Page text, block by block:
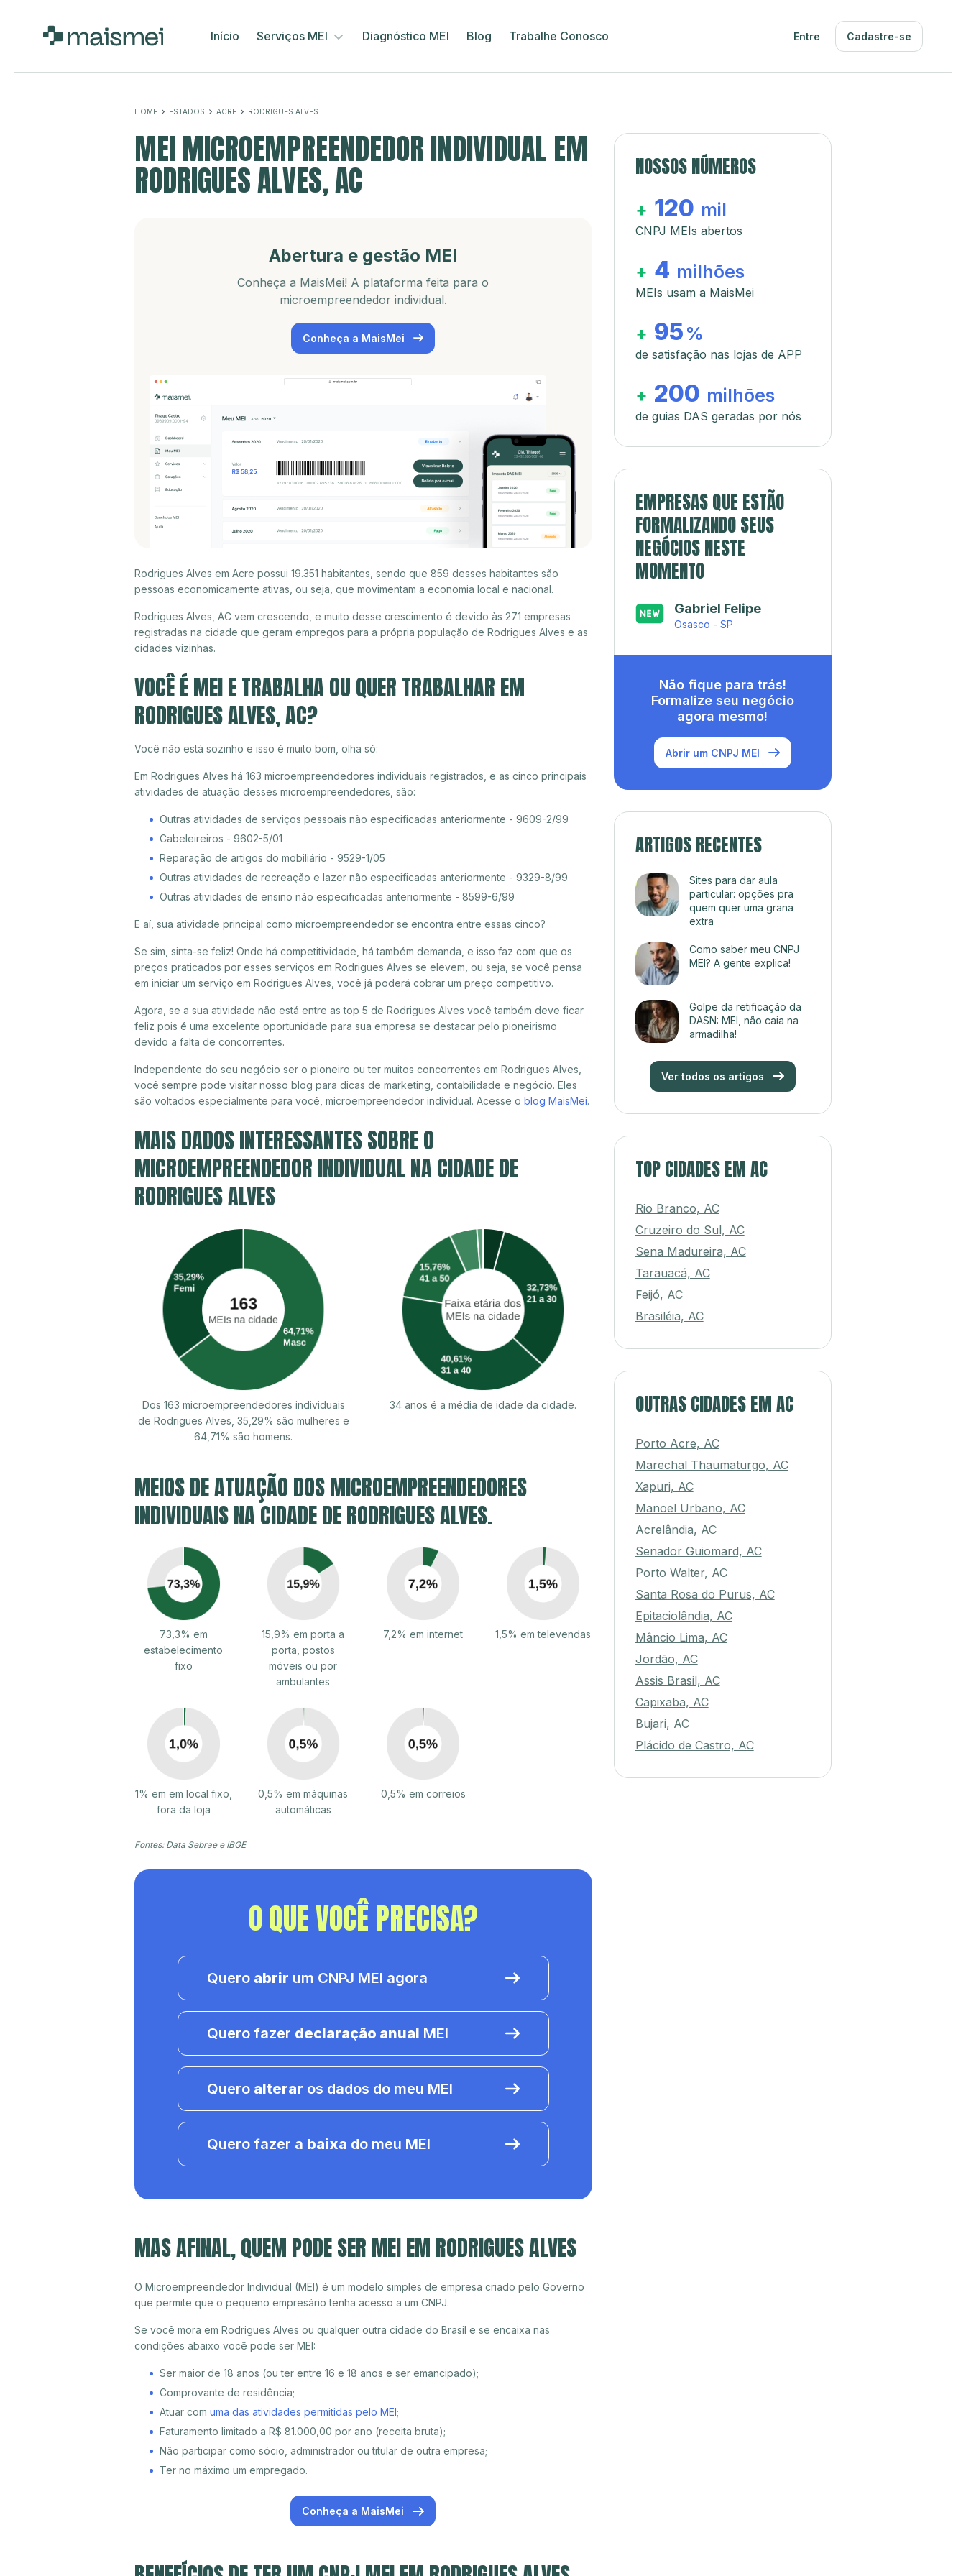
Início Serviços MEI Diagnóstico MEI Blog Trabalhe Conosco Entre Cadastre-se
HOME ESTADOS ACRE RODRIGUES ALVES
MEI MICROEMPREENDEDOR INDIVIDUAL EM
RODRIGUES ALVES, AC
Abertura e gestão MEI
Conheça a MaisMei! A plataforma feita para o
microempreendedor individual.
Conheça a MaisMei
Rodrigues Alves em Acre possui 19.351 habitantes, sendo que 859 desses habitantes são
pessoas economicamente ativas, ou seja, que movimentam a economia local e nacional.
Rodrigues Alves, AC vem crescendo, e muito desse crescimento é devido às 271 empresas
registradas na cidade que geram empregos para a própria população de Rodrigues Alves e as
cidades vizinhas.
VOCÊ É MEI E TRABALHA OU QUER TRABALHAR EM
RODRIGUES ALVES, AC?
Você não está sozinho e isso é muito bom, olha só:
Em Rodrigues Alves há 163 microempreendedores individuais registrados, e as cinco principais
atividades de atuação desses microempreendedores, são:
Outras atividades de serviços pessoais não especificadas anteriormente - 9609-2/99
Cabeleireiros - 9602-5/01
Reparação de artigos do mobiliário - 9529-1/05
Outras atividades de recreação e lazer não especificadas anteriormente - 9329-8/99
Outras atividades de ensino não especificadas anteriormente - 8599-6/99
E aí, sua atividade principal como microempreendedor se encontra entre essas cinco?
Se sim, sinta-se feliz! Onde há competitividade, há também demanda, e isso faz com que os
preços praticados por esses serviços em Rodrigues Alves se elevem, ou seja, se você pensa
em iniciar um serviço em Rodrigues Alves, você já poderá cobrar um preço competitivo.
Agora, se a sua atividade não está entre as top 5 de Rodrigues Alves você também deve ficar
feliz pois é uma excelente oportunidade para sua empresa se destacar pelo pioneirismo
devido a falta de concorrentes.
Independente do seu negócio ser o pioneiro ou ter muitos concorrentes em Rodrigues Alves,
você sempre pode visitar nosso blog para dicas de marketing, contabilidade e negócio. Eles
são voltados especialmente para você, microempreendedor individual. Acesse o blog MaisMei.
MAIS DADOS INTERESSANTES SOBRE O
MICROEMPREENDEDOR INDIVIDUAL NA CIDADE DE
RODRIGUES ALVES
Dos 163 microempreendedores individuais
de Rodrigues Alves, 35,29% são mulheres e
64,71% são homens.
34 anos é a média de idade da cidade.
MEIOS DE ATUAÇÃO DOS MICROEMPREENDEDORES
INDIVIDUAIS NA CIDADE DE RODRIGUES ALVES.
73,3% em
estabelecimento
fixo
15,9% em porta a
porta, postos
móveis ou por
ambulantes
7,2% em internet 1,5% em televendas
1% em em local fixo,
fora da loja
0,5% em máquinas
automáticas
0,5% em correios
Fontes: Data Sebrae e IBGE
O QUE VOCÊ PRECISA?
Quero abrir um CNPJ MEI agora
Quero fazer declaração anual MEI
Quero alterar os dados do meu MEI
Quero fazer a baixa do meu MEI
MAS AFINAL, QUEM PODE SER MEI EM RODRIGUES ALVES
O Microempreendedor Individual (MEI) é um modelo simples de empresa criado pelo Governo
que permite que o pequeno empresário tenha acesso a um CNPJ.
Se você mora em Rodrigues Alves ou qualquer outra cidade do Brasil e se encaixa nas
condições abaixo você pode ser MEI:
Ser maior de 18 anos (ou ter entre 16 e 18 anos e ser emancipado);
Comprovante de residência;
Atuar com uma das atividades permitidas pelo MEI;
Faturamento limitado a R$ 81.000,00 por ano (receita bruta);
Não participar como sócio, administrador ou titular de outra empresa;
Ter no máximo um empregado.
Conheça a MaisMei
NOSSOS NÚMEROS
+ 120 mil
CNPJ MEIs abertos
+ 4 milhões
MEIs usam a MaisMei
+ 95 %
de satisfação nas lojas de APP
+ 200 milhões
de guias DAS geradas por nós
EMPRESAS QUE ESTÃO
FORMALIZANDO SEUS
NEGÓCIOS NESTE
MOMENTO
Gabriel Felipe
Osasco - SP
Não fique para trás!
Formalize seu negócio
agora mesmo!
Abrir um CNPJ MEI
ARTIGOS RECENTES
Sites para dar aula
particular: opções pra
quem quer uma grana
extra
Como saber meu CNPJ
MEI? A gente explica!
Golpe da retificação da
DASN: MEI, não caia na
armadilha!
Ver todos os artigos
TOP CIDADES EM AC
Rio Branco, AC
Cruzeiro do Sul, AC
Sena Madureira, AC
Tarauacá, AC
Feijó, AC
Brasiléia, AC
OUTRAS CIDADES EM AC
Porto Acre, AC
Marechal Thaumaturgo, AC
Xapuri, AC
Manoel Urbano, AC
Acrelândia, AC
Senador Guiomard, AC
Porto Walter, AC
Santa Rosa do Purus, AC
Epitaciolândia, AC
Mâncio Lima, AC
Jordão, AC
Assis Brasil, AC
Capixaba, AC
Bujari, AC
Plácido de Castro, AC